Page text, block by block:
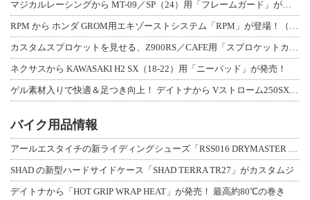
ネクサスから KAWASAKI H2 SX（18-22）用「ニーパッド」が発売！
バイク用品情報
SHAD の新型ハードサイドケース「SHAD TERRA TR27」がカスタムジ
デイトナから「HOT GRIP WRAP HEAT」が発売！ 最高約80℃の巻き